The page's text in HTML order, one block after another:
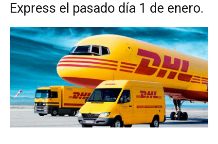
Express el pasado día 1 de enero.